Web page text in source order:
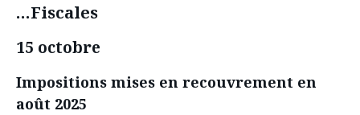
…Fiscales
15 octobre
Impositions mises en recouvrement en
août 2025